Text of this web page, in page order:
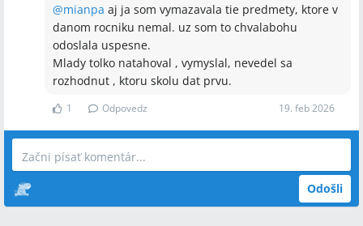
@mianpa aj ja som vymazavala tie predmety, ktore v
danom rocniku nemal. uz som to chvalabohu
odoslala uspesne.
Mlady tolko natahoval , vymyslal, nevedel sa
rozhodnut , ktoru skolu dat prvu.
1 Odpovedz 19. feb 2026
Odošli